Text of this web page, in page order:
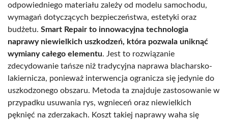
odpowiedniego materiału zależy od modelu samochodu,
wymagań dotyczących bezpieczeństwa, estetyki oraz
budżetu. Smart Repair to innowacyjna technologia
naprawy niewielkich uszkodzeń, która pozwala uniknąć
wymiany całego elementu. Jest to rozwiązanie
zdecydowanie tańsze niż tradycyjna naprawa blacharsko-
lakiernicza, ponieważ interwencja ogranicza się jedynie do
uszkodzonego obszaru. Metoda ta znajduje zastosowanie w
przypadku usuwania rys, wgnieceń oraz niewielkich
pęknięć na zderzakach. Koszt takiej naprawy waha się